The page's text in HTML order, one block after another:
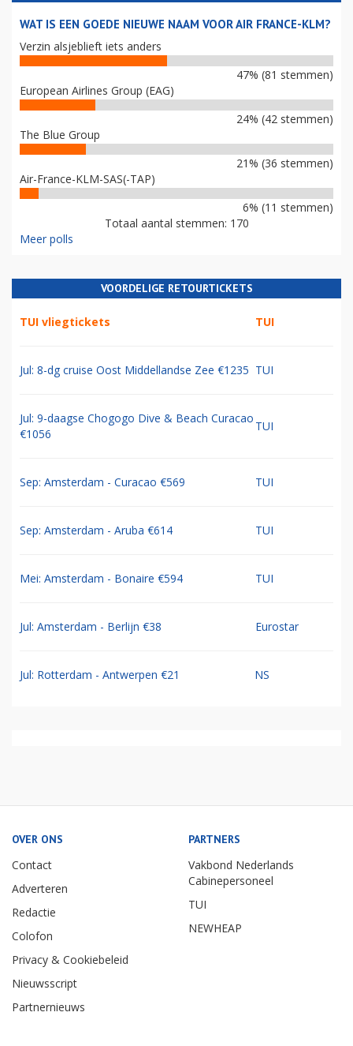
WAT IS EEN GOEDE NIEUWE NAAM VOOR AIR FRANCE-KLM?
Verzin alsjeblieft iets anders
47% (81 stemmen)
European Airlines Group (EAG)
24% (42 stemmen)
The Blue Group
21% (36 stemmen)
Air-France-KLM-SAS(-TAP)
6% (11 stemmen)
Totaal aantal stemmen: 170
Meer polls
VOORDELIGE RETOURTICKETS
TUI vliegtickets TUI
Jul: 8-dg cruise Oost Middellandse Zee €1235 TUI
Jul: 9-daagse Chogogo Dive & Beach Curacao
€1056
TUI
Sep: Amsterdam - Curacao €569 TUI
Sep: Amsterdam - Aruba €614 TUI
Mei: Amsterdam - Bonaire €594 TUI
Jul: Amsterdam - Berlijn €38 Eurostar
Jul: Rotterdam - Antwerpen €21 NS
OVER ONS
Contact
Adverteren
Redactie
Colofon
Privacy & Cookiebeleid
Nieuwsscript
Partnernieuws
PARTNERS
Vakbond Nederlands
Cabinepersoneel
TUI
NEWHEAP